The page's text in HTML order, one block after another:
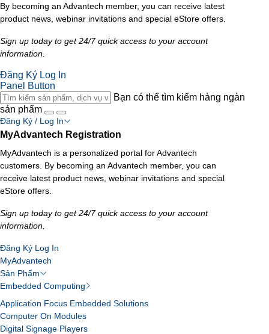
By becoming an Advantech member, you can receive latest
product news, webinar invitations and special eStore offers.
Sign up today to get 24/7 quick access to your account
information.
Đăng Ký Log In
Panel Button
Bạn có thể tìm kiếm hàng ngàn
sản phẩm
Đăng Ký / Log In
MyAdvantech Registration
MyAdvantech is a personalized portal for Advantech
customers. By becoming an Advantech member, you can
receive latest product news, webinar invitations and special
eStore offers.
Sign up today to get 24/7 quick access to your account
information.
Đăng Ký Log In
MyAdvantech
Sản Phẩm
Embedded Computing
Application Focus Embedded Solutions
Computer On Modules
Digital Signage Players